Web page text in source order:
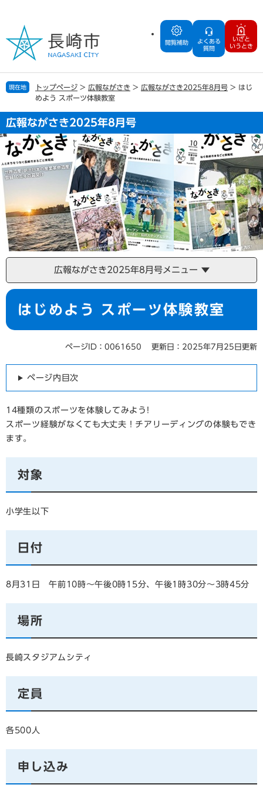
の
で
す
ー
ば
し
本
文
閲覧補助
よくある
質問
いざと
いうとき
現在地 トップページ > 広報ながさき > 広報ながさき2025年8月号 > はじ
めよう スポーツ体験教室
広報ながさき2025年8月号
広報ながさき2025年8月号メニュー
本
はじめよう スポーツ体験教室
ページID：0061650 更新日：2025年7月25日更新
ページ内目次
14種類のスポーツを体験してみよう!
スポーツ経験がなくても大丈夫！チアリーディングの体験もでき
ます。
対象
小学生以下
日付
8月31日 午前10時～午後0時15分、午後1時30分～3時45分
場所
長崎スタジアムシティ
定員
各500人
申し込み